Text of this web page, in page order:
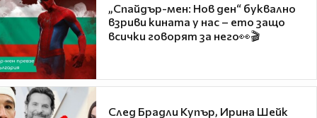
„Спайдър-мен: Нов ден“ буквално
взриви кината у нас – ето защо
всички говорят за него👀🎬
След Брадли Купър, Ирина Шейк